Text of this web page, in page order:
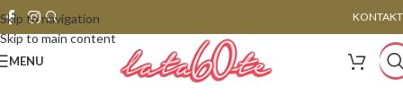
Skip to navigation
Skip to main content
KONTAKT
MENU